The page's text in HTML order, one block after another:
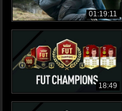
01:19:11
18:49